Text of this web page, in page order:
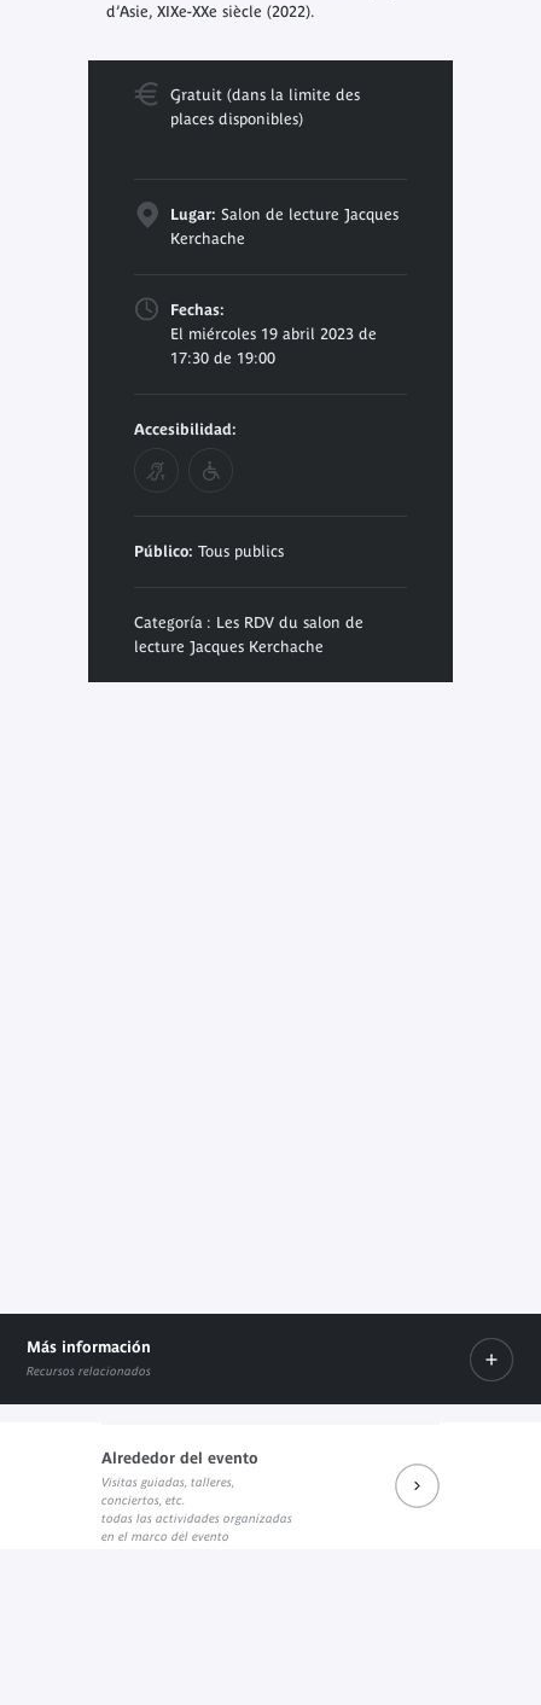
d’Asie, XIXe-XXe siècle (2022).
Gratuit (dans la limite des
places disponibles)
Lugar: Salon de lecture Jacques
Kerchache
Fechas:
El miércoles 19 abril 2023 de
17:30 de 19:00
Accesibilidad:
Público: Tous publics
Categoría : Les RDV du salon de
lecture Jacques Kerchache
Más información
Recursos relacionados
Prochains rendez-vous du salon de lecture J.K.
Enlace externo
Réécouter les dernières rencontres
Enlace externo
Les prochains rendez-vous
Enlace externo
Alrededor del evento
Visitas guiadas, talleres,
conciertos, etc.
todas las actividades organizadas
en el marco del evento